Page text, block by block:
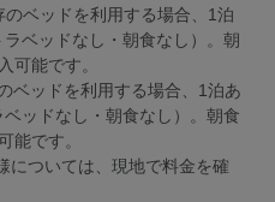
ベッドを利用する場合、1泊
ベッドなし・朝食なし）。朝
可能です。
ベッドを利用する場合、1泊あ
ッドなし・朝食なし）。朝食
能です。
については、現地で料金を確